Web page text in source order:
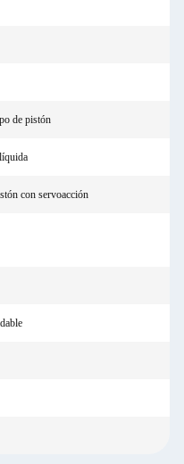
de pistón
con servoacción